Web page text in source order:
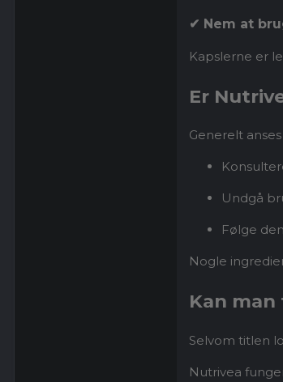
✔ Nem at
Kapslerne er
Er
Generelt
Undgå
Følge
Nogle
Kan
Selvom titlen
Nutrivea